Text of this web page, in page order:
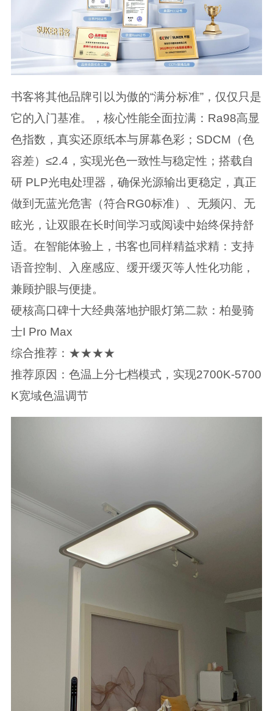
书客将其他品牌引以为傲的“满分标准”，仅仅只是
它的入门基准。，核心性能全面拉满：Ra98高显
色指数，真实还原纸本与屏幕色彩；SDCM（色
容差）≤2.4，实现光色一致性与稳定性；搭载自
研 PLP光电处理器，确保光源输出更稳定，真正
做到无蓝光危害（符合RG0标准）、无频闪、无
眩光，让双眼在长时间学习或阅读中始终保持舒
适。在智能体验上，书客也同样精益求精：支持
语音控制、入座感应、缓开缓灭等人性化功能，
兼顾护眼与便捷。
硬核高口碑十大经典落地护眼灯第二款：柏曼骑
士I Pro Max
综合推荐：★★★★
推荐原因：色温上分七档模式，实现2700K-5700
K宽域色温调节